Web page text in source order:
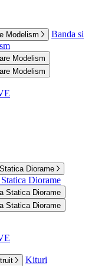
Modelism
Banda si
Modelism
Modelism
Diorame
Diorame
Statica Diorame
Statica Diorame
Kituri